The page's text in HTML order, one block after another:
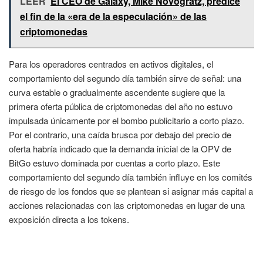
el fin de la «era de la especulación» de las
criptomonedas
Para los operadores centrados en activos digitales, el
comportamiento del segundo día también sirve de señal: una
curva estable o gradualmente ascendente sugiere que la
primera oferta pública de criptomonedas del año no estuvo
impulsada únicamente por el bombo publicitario a corto plazo.
Por el contrario, una caída brusca por debajo del precio de
oferta habría indicado que la demanda inicial de la OPV de
BitGo estuvo dominada por cuentas a corto plazo. Este
comportamiento del segundo día también influye en los comités
de riesgo de los fondos que se plantean si asignar más capital a
acciones relacionadas con las criptomonedas en lugar de una
exposición directa a los tokens.